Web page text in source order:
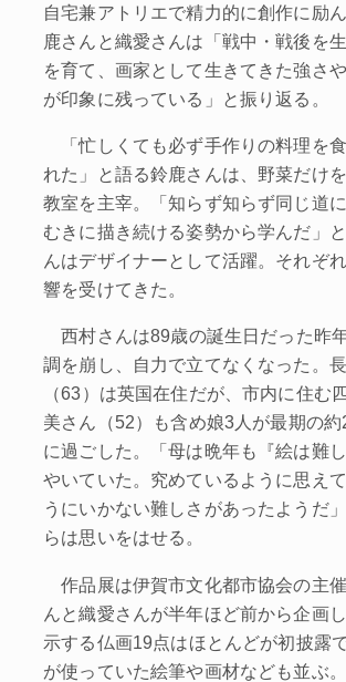
自宅兼アトリエで精力的に創作に励
鹿さんと織愛さんは「戦中・戦後を
を育て、画家として生きてきた強さ
が印象に残っている」と振り返る。
「忙しくても必ず手作りの料理を食
れた」と語る鈴鹿さんは、野菜だけ
教室を主宰。「知らず知らず同じ道
むきに描き続ける姿勢から学んだ」
んはデザイナーとして活躍。それぞ
響を受けてきた。
西村さんは89歳の誕生日だった昨
調を崩し、自力で立てなくなった。
（63）は英国在住だが、市内に住む
美さん（52）も含め娘3人が最期の約
に過ごした。「母は晩年も『絵は難
やいていた。究めているように思え
うにいかない難しさがあったようだ
らは思いをはせる。
作品展は伊賀市文化都市協会の主
んと織愛さんが半年ほど前から企画
示する仏画19点はほとんどが初披露
が使っていた絵筆や画材なども並ぶ